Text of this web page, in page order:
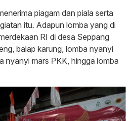
piagam dan piala serta
itu. Adapun lomba yang di
RI di desa Seppang
balap karung, lomba nyanyi
nyanyi mars PKK, hingga lomba